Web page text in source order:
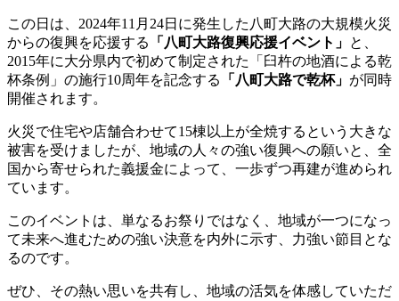
この日は、2024年11月24日に発生した八町大路の大規模火災
からの復興を応援する
「八町大路復興応援イベント」 と、
2015年に大分県内で初めて制定された「臼杵の地酒による乾
杯条例」の施行10周年を記念する
「八町大路で乾杯」 が同時
開催されます。
火災で住宅や店舗合わせて15棟以上が全焼するという大きな
被害を受けましたが、地域の人々の強い復興への願いと、全
国から寄せられた義援金によって、一歩ずつ再建が進められ
ています。
このイベントは、単なるお祭りではなく、地域が一つになっ
て未来へ進むための強い決意を内外に示す、力強い節目とな
るのです。
ぜひ、その熱い思いを共有し、地域の活気を体感していただ